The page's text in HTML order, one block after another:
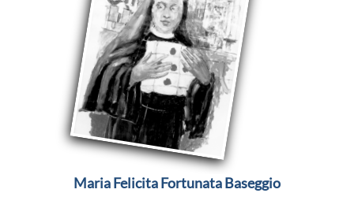
Maria Felicita Fortunata Baseggio